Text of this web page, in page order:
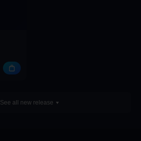
See all new release